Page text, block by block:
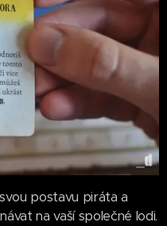
postavu piráta a
na vaší společné lodi.